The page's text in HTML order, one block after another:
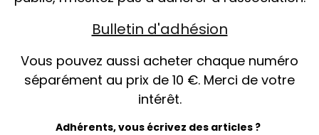
Bulletin d'adhésion
Vous pouvez aussi acheter chaque numéro
séparément au prix de 10 €. Merci de votre
intérêt.
Adhérents, vous écrivez des articles ?